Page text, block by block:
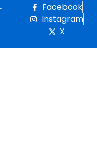
Facebook
Instagram
X